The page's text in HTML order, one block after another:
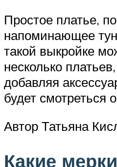
Простое платье,
напоминающее
такой выкройке
несколько
добавляя
будет смотреться
Автор Татьяна
Какие